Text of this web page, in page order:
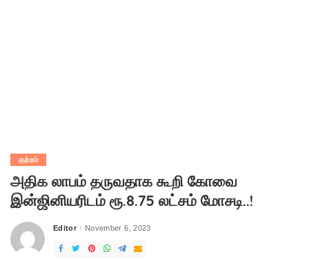
குற்றம்
அதிக லாபம் தருவதாக கூறி கோவை
இன்ஜினியரிடம் ரூ.8.75 லட்சம் மோசடி..!
Posted
Editor November 6, 2023